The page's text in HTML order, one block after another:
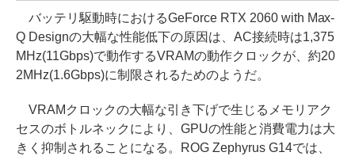
バッテリ駆動時におけるGeForce RTX 2060 with Max-
Q Designの大幅な性能低下の原因は、AC接続時は1,375
MHz(11Gbps)で動作するVRAMの動作クロックが、約20
2MHz(1.6Gbps)に制限されるためのようだ。
VRAMクロックの大幅な引き下げで生じるメモリアク
セスのボトルネックにより、GPUの性能と消費電力は大
きく抑制されることになる。ROG Zephyrus G14では、